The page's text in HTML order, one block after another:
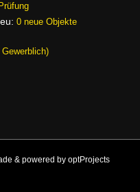
0 neue Objekte
& powered by optProjects